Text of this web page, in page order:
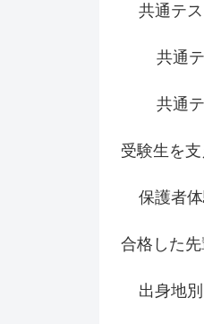
共通テス
共通
共通
受験生を
保護者
合格した
出身地